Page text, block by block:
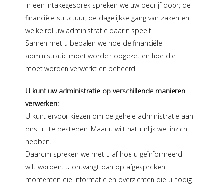
In een intakegesprek spreken we uw bedrijf door; de
financiële structuur, de dagelijkse gang van zaken en
welke rol uw administratie daarin speelt.
Samen met u bepalen we hoe de financiële
administratie moet worden opgezet en hoe die
moet worden verwerkt en beheerd.
U kunt uw administratie op verschillende manieren
verwerken:
U kunt ervoor kiezen om de gehele administratie aan
ons uit te besteden. Maar u wilt natuurlijk wel inzicht
hebben.
Daarom spreken we met u af hoe u geïnformeerd
wilt worden. U ontvangt dan op afgesproken
momenten die informatie en overzichten die u nodig